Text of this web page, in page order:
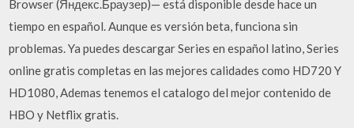
Browser (Яндекс.Браузер)— está disponible desde hace un
tiempo en español. Aunque es versión beta, funciona sin
problemas. Ya puedes descargar Series en español latino, Series
online gratis completas en las mejores calidades como HD720 Y
HD1080, Ademas tenemos el catalogo del mejor contenido de
HBO y Netflix gratis.